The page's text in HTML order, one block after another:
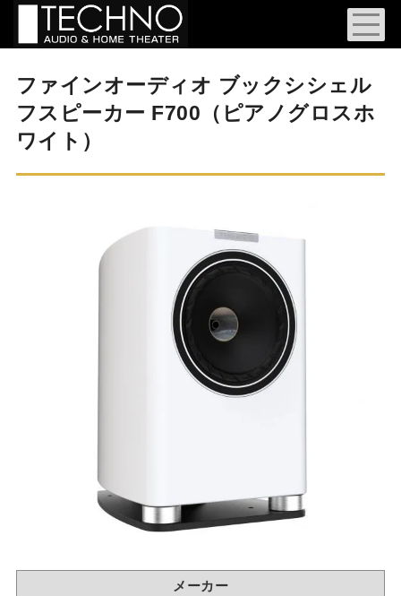
ファインオーディオ ブックシシェル
フスピーカー F700（ピアノグロスホ
ワイト）
メーカー